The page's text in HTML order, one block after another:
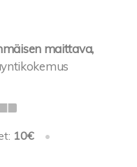
maittava,
10€
•